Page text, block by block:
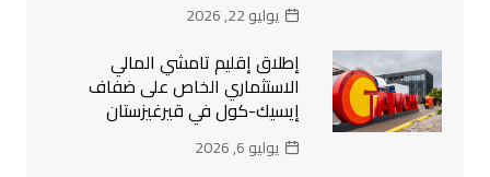
يوليو 22, 2026
إطلاق إقليم تامشي المالي
الاستثماري الخاص على ضفاف
إيسيك-كول في قيرغيزستان
يوليو 6, 2026